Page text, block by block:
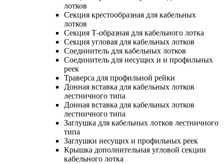
лотков
Секция крестообразная для кабельных
лотков
Секция Т-образная для кабельного лотка
Секция угловая для кабельных лотков
Соединитель для кабельных лотков
Соединитель для несущих и и профильных
реек
Траверса для профильной рейки
Донная вставка для кабельных лотков
лестничного типа
Донная вставка для кабельных лотков
лестничного типа
Заглушка для кабельных лотков лестничного
типа
Заглушки несущих и профильных реек
Крышка дополнительная угловой секции
кабельного лотка